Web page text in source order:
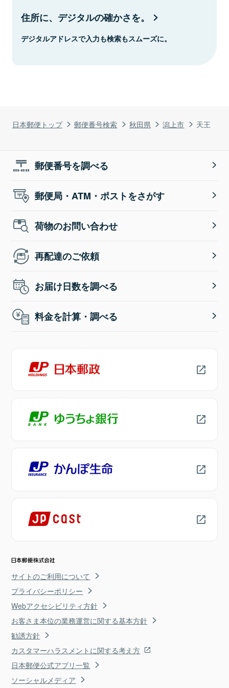
日本郵便トップ 郵便番号検索 秋田県 潟上市 天王
住所に、デジタルの確かさを。
デジタルアドレスで入力も検索もスムーズに。
郵便番号を調べる
郵便局・ATM・ポストをさがす
荷物のお問い合わせ
再配達のご依頼
お届け日数を調べる
料金を計算・調べる
サイトのご利用について
プライバシーポリシー
Webアクセシビリティ方針
お客さま本位の業務運営に関する基本方針
勧誘方針
カスタマーハラスメントに関する考え方
日本郵便公式アプリ一覧
ソーシャルメディア